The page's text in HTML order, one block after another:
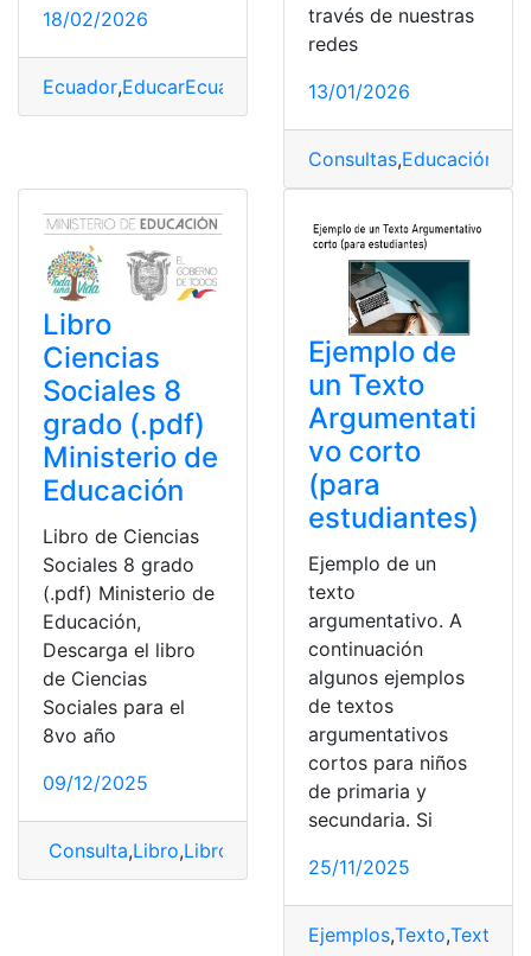
18/02/2026
Ecuador,EducarEcuador Ensayos,Frases,lista
través de nuestras
redes
13/01/2026
Consultas,Educación
Libro
Ciencias
Sociales 8
grado (.pdf)
Ministerio de
Educación
Libro de Ciencias
Sociales 8 grado
(.pdf) Ministerio de
Educación,
Descarga el libro
de Ciencias
Sociales para el
8vo año
09/12/2025
Consulta,Libro,Libro Ciencias Sociales
Ejemplo de
un Texto
Argumentati
vo corto
(para
estudiantes)
Ejemplo de un
texto
argumentativo. A
continuación
algunos ejemplos
de textos
argumentativos
cortos para niños
de primaria y
secundaria. Si
25/11/2025
Ejemplos,Texto,Texto